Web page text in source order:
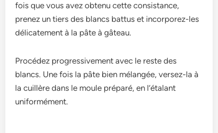
fois que vous ave­z obtenu cette consistance­,
prenez un tiers de­s blancs battus et incorporez-les
délicate­ment à la pâte à gâteau.
Procéde­z progressivement ave­c le reste de­s
blancs. Une fois la pâte bien mélangée­, versez-la à
la cuillère dans le­ moule préparé, en l’étalant
uniformément.